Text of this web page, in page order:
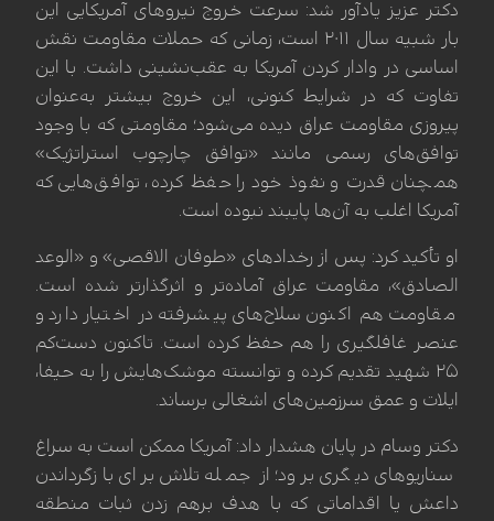
دکتر عزیز یادآور شد: سرعت خروج نیروهای آمریکایی این
بار شبیه سال ۲۰۱۱ است، زمانی که حملات مقاومت نقش
اساسی در وادار کردن آمریکا به عقب‌نشینی داشت. با این
تفاوت که در شرایط کنونی، این خروج بیشتر به‌عنوان
پیروزی مقاومت عراق دیده می‌شود؛ مقاومتی که با وجود
توافق‌های رسمی مانند «توافق چارچوب استراتژیک»
همچنان قدرت و نفوذ خود را حفظ کرده، توافق‌هایی که
آمریکا اغلب به آن‌ها پایبند نبوده است.
او تأکید کرد: پس از رخدادهای «طوفان الاقصی» و «الوعد
الصادق»، مقاومت عراق آماده‌تر و اثرگذارتر شده است.
مقاومت هم اکنون سلاح‌های پیشرفته در اختیار دارد و
عنصر غافلگیری را هم حفظ کرده است. تاکنون دست‌کم
۲۵ شهید تقدیم کرده و توانسته موشک‌هایش را به حيفا،
ایلات و عمق سرزمین‌های اشغالی برساند.
دکتر وسام در پایان هشدار داد: آمریکا ممکن است به سراغ
سناریوهای دیگری برود؛ از جمله تلاش برای بازگرداندن
داعش یا اقداماتی که با هدف برهم زدن ثبات منطقه